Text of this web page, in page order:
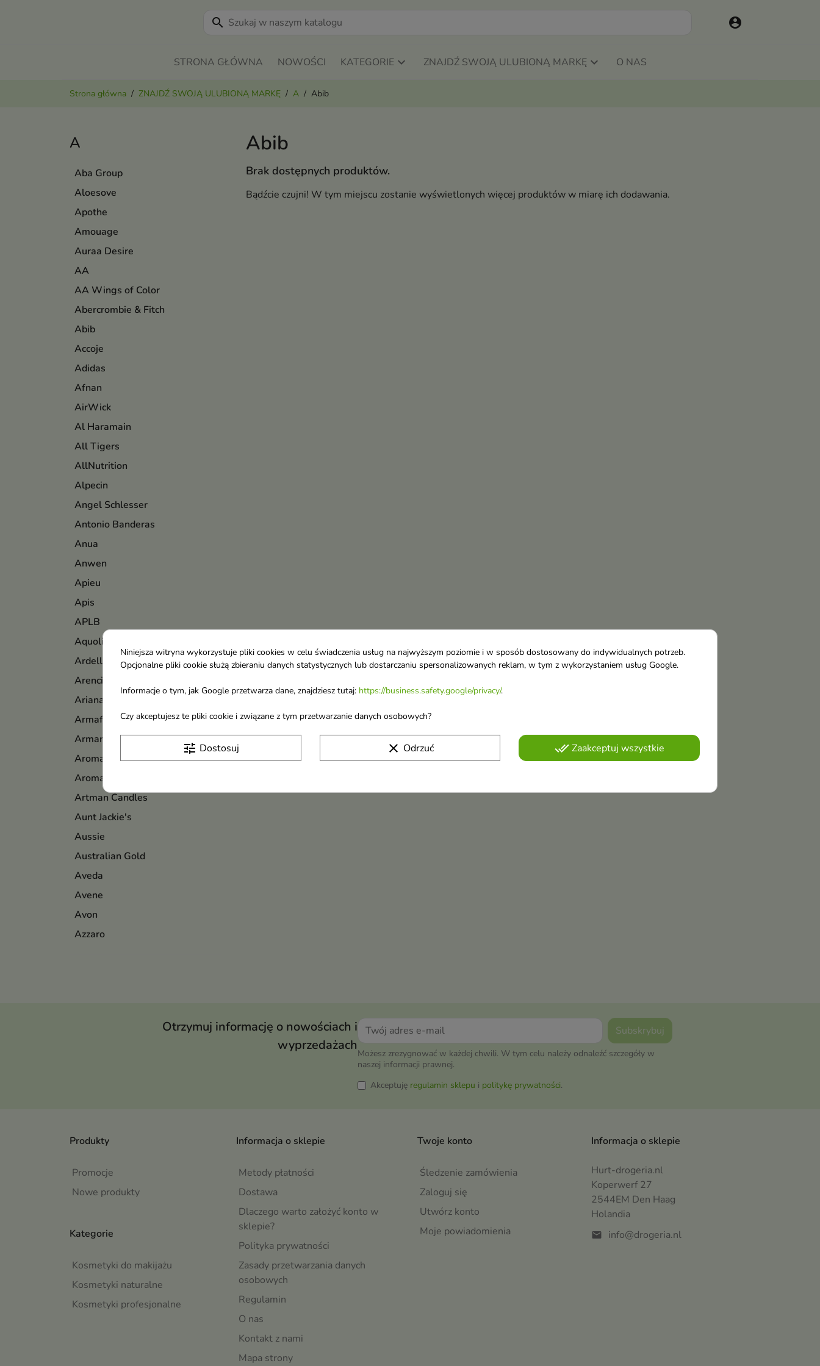
search account_circle
STRONA GŁÓWNA NOWOŚCI KATEGORIE ZNAJDŹ SWOJĄ ULUBIONĄ MARKĘ O NAS
Strona główna ZNAJDŹ SWOJĄ ULUBIONĄ MARKĘ A Abib
A
Aba Group
Aloesove
Apothe
Amouage
Auraa Desire
AA
AA Wings of Color
Abercrombie & Fitch
Abib
Accoje
Adidas
Afnan
AirWick
Al Haramain
All Tigers
AllNutrition
Alpecin
Angel Schlesser
Antonio Banderas
Anua
Anwen
Apieu
Apis
APLB
Aquolina
Ardell
Arencia
Ariana Grande
Armaf
Armani
Aroma
Aromatica
Artman Candles
Aunt Jackie's
Aussie
Australian Gold
Aveda
Avene
Avon
Azzaro
Abib
Brak dostępnych produktów.
Bądźcie czujni! W tym miejscu zostanie wyświetlonych więcej produktów w miarę ich dodawania.
Otrzymuj informację o nowościach i
wyprzedażach
Możesz zrezygnować w każdej chwili. W tym celu należy odnaleźć szczegóły w
naszej informacji prawnej.
Akceptuję regulamin sklepu i politykę prywatności.
Produkty
Promocje
Nowe produkty
Informacja o sklepie
Metody płatności
Dostawa
Dlaczego warto założyć konto w
sklepie?
Polityka prywatności
Zasady przetwarzania danych
osobowych
Regulamin
O nas
Kontakt z nami
Mapa strony
Kategorie
Kosmetyki do makijażu
Kosmetyki naturalne
Kosmetyki profesjonalne
Twoje konto
Śledzenie zamówienia
Zaloguj się
Utwórz konto
Moje powiadomienia
Informacja o sklepie
Hurt-drogeria.nl
Koperwerf 27
2544EM Den Haag
Holandia
mail info@drogeria.nl
Niniejsza witryna wykorzystuje pliki cookies w celu świadczenia usług na najwyższym poziomie i w sposób dostosowany do indywidualnych potrzeb.
Opcjonalne pliki cookie służą zbieraniu danych statystycznych lub dostarczaniu spersonalizowanych reklam, w tym z wykorzystaniem usług Google.
Informacje o tym, jak Google przetwarza dane, znajdziesz tutaj: https://business.safety.google/privacy/.
Czy akceptujesz te pliki cookie i związane z tym przetwarzanie danych osobowych?
tune Dostosuj clear Odrzuć done_allZaakceptuj wszystkie